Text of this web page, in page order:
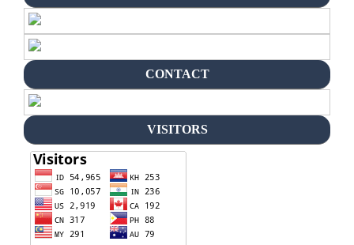
CONTACT
VISITORS